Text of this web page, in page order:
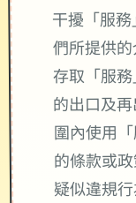
干擾「服
們所提供
存取「服
的出口及
圍內使用
的條款或
疑似違規